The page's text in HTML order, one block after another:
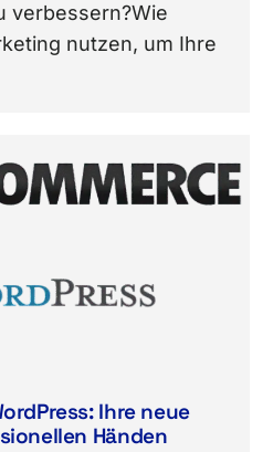
verbessern?Wie
nutzen, um Ihre
Ihre neue
Händen